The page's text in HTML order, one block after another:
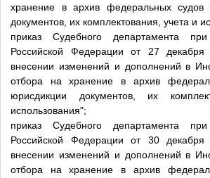
хранение в архив федеральных судов
документов, их комплектования, учета и
приказ Судебного департамента
Российской Федерации от 27
внесении изменений и дополнений в
отбора на хранение в архив
юрисдикции документов, их
использования";
приказ Судебного департамента
Российской Федерации от 30
внесении изменений и дополнений в
отбора на хранение в архив